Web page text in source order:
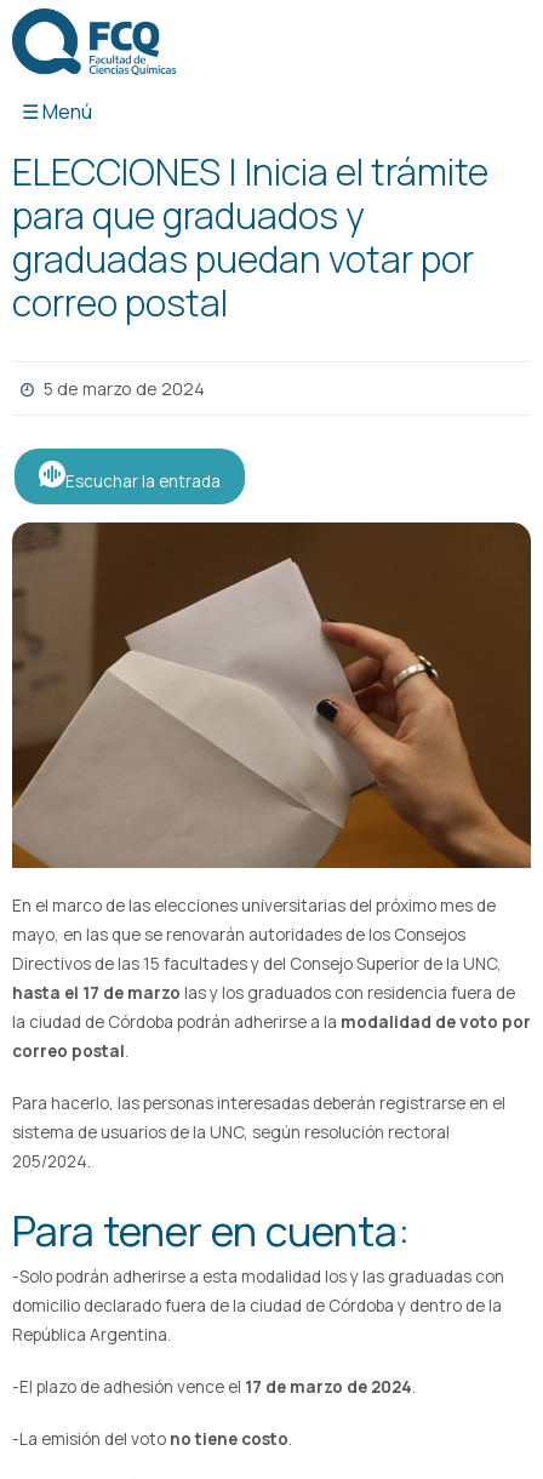
contenido
ELECCIONES | Inicia el trámite
para que graduados y
graduadas puedan votar por
correo postal
5 de marzo de 2024
Escuchar la entrada
En el marco de las elecciones universitarias del próximo mes de
mayo, en las que se renovarán autoridades de los Consejos
Directivos de las 15 facultades y del Consejo Superior de la UNC,
hasta el 17 de marzo las y los graduados con residencia fuera de
la ciudad de Córdoba podrán adherirse a la modalidad de voto por
correo postal.
Para hacerlo, las personas interesadas deberán registrarse en el
sistema de usuarios de la UNC, según resolución rectoral
205/2024.
Para tener en cuenta:
-Solo podrán adherirse a esta modalidad los y las graduadas con
domicilio declarado fuera de la ciudad de Córdoba y dentro de la
República Argentina.
-El plazo de adhesión vence el 17 de marzo de 2024.
-La emisión del voto no tiene costo.